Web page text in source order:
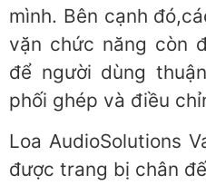
mình. Bên cạnh
vặn chức năng còn
để người dùng
phối ghép và điều
Loa AudioSolutions
được trang bị chân